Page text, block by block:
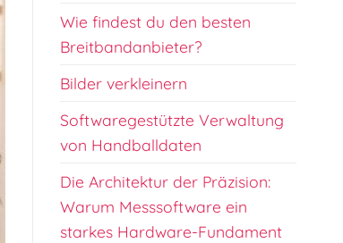
Wie findest du den besten
Breitbandanbieter?
Bilder verkleinern
Softwaregestützte Verwaltung
von Handballdaten
Die Architektur der Präzision:
Warum Messsoftware ein
starkes Hardware-Fundament